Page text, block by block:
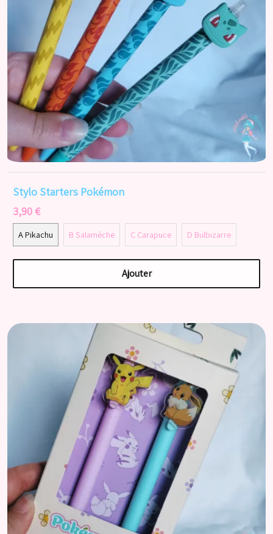
Stylo Starters Pokémon
3,90 €
A Pikachu B Salamèche C Carapuce D Bulbizarre
Ajouter